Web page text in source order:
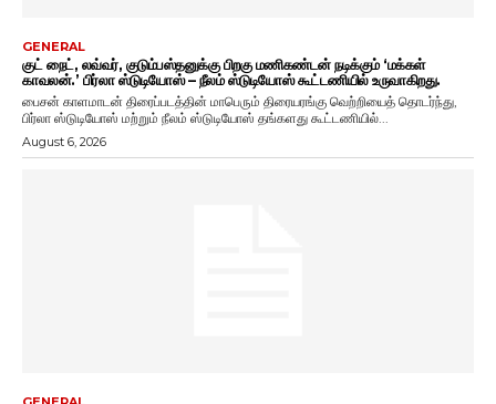
GENERAL
குட் நைட், லவ்வர், குடும்பஸ்தனுக்கு பிறகு மணிகண்டன் நடிக்கும் ‘மக்கள்
காவலன்.’ பிர்லா ஸ்டுடியோஸ் – நீலம் ஸ்டுடியோஸ் கூட்டணியில் உருவாகிறது.
பைசன் காளமாடன் திரைப்படத்தின் மாபெரும் திரையரங்கு வெற்றியைத் தொடர்ந்து,
பிர்லா ஸ்டுடியோஸ் மற்றும் நீலம் ஸ்டுடியோஸ் தங்களது கூட்டணியில்...
August 6, 2026